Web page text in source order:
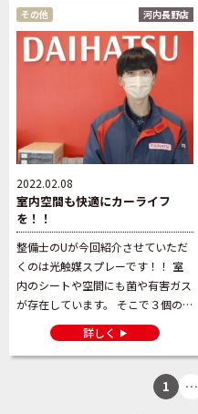
その他 河内長野店
2022.02.08
室内空間も快適にカーライフ
を！！
整備士のUが今回紹介させていただ
くのは光触媒スプレーです！！ 室
内のシートや空間にも菌や有害ガス
が存在しています。 そこで３個の特
徴をもった光触媒をオススメ致しま
す！ 光触媒スプレーの特徴 ①消
臭、防臭効果 タバコや体臭 […]
詳しく
1 …